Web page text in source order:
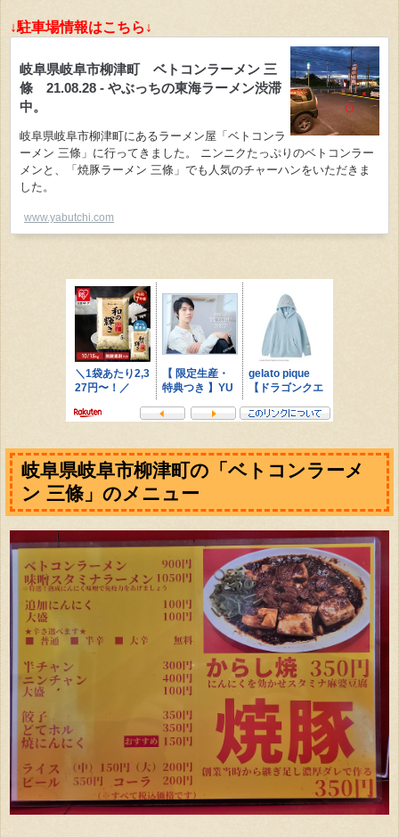
↓駐車場情報はこちら↓
岐阜県岐阜市柳津町 ベトコンラーメン 三
條 21.08.28 - やぶっちの東海ラーメン渋滞
中。
岐阜県岐阜市柳津町にあるラーメン屋「ベトコンラ
ーメン 三條」に行ってきました。 ニンニクたっぷりのベトコンラー
メンと、「焼豚ラーメン 三條」でも人気のチャーハンをいただきま
した。
www.yabutchi.com
岐阜県岐阜市柳津町の「ベトコンラーメ
ン 三條」のメニュー